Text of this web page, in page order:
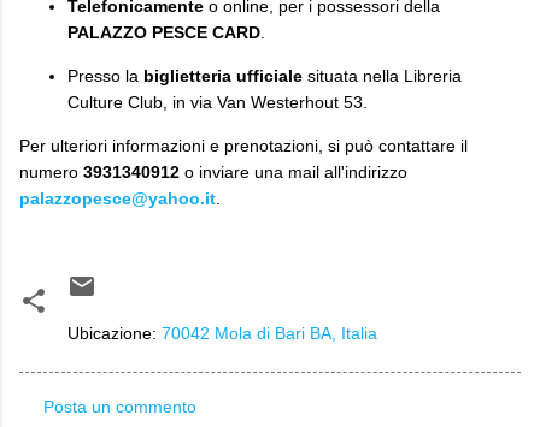
Telefonicamente o online, per i possessori della
PALAZZO PESCE CARD.
Presso la biglietteria ufficiale situata nella Libreria
Culture Club, in via Van Westerhout 53.
Per ulteriori informazioni e prenotazioni, si può contattare il
numero 3931340912 o inviare una mail all'indirizzo
palazzopesce@yahoo.it.
Ubicazione: 70042 Mola di Bari BA, Italia
Posta un commento